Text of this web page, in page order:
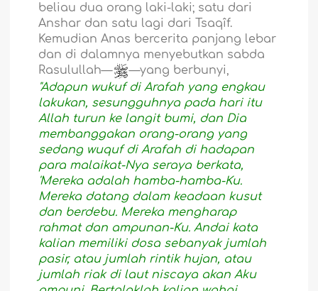
beliau dua orang laki-laki; satu dari
Anshar dan satu lagi dari Tsaqîf.
Kemudian Anas bercerita panjang lebar
dan di dalamnya menyebutkan sabda
Rasulullah—
—yang berbunyi,
"Adapun wukuf di Arafah yang engkau
lakukan, sesungguhnya pada hari itu
Allah turun ke langit bumi, dan Dia
membanggakan orang-orang yang
sedang wuquf di Arafah di hadapan
para malaikat-Nya seraya berkata,
'Mereka adalah hamba-hamba-Ku.
Mereka datang dalam keadaan kusut
dan berdebu. Mereka mengharap
rahmat dan ampunan-Ku. Andai kata
kalian memiliki dosa sebanyak jumlah
pasir, atau jumlah rintik hujan, atau
jumlah riak di laut niscaya akan Aku